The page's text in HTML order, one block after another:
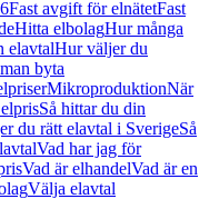
Fast avgift för elnätetFast
Hitta elbolagHur många
elavtalHur väljer du
byta
MikroproduktionNär
Så hittar du din
du rätt elavtal i SverigeSå
Vad har jag för
Vad är elhandelVad är en
Välja elavtal